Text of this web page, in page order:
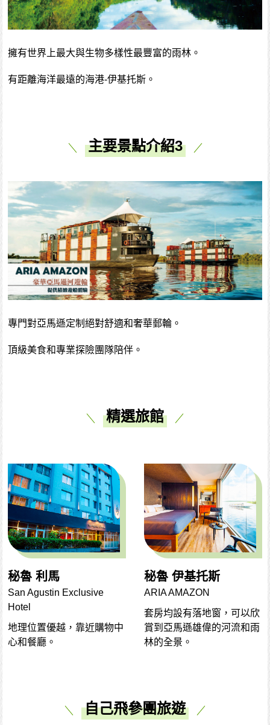
擁有世界上最大與生物多樣性最豐富的雨林。
有距離海洋最遠的海港-伊基托斯。
主要景點介紹3
專門對亞馬遜定制絕對舒適和奢華郵輪。
頂級美食和專業探險團隊陪伴。
精選旅館
秘魯 利馬
San Agustin Exclusive
Hotel
地理位置優越，靠近購物中
心和餐廳。
秘魯 伊基托斯
ARIA AMAZON
套房均設有落地窗，可以欣
賞到亞馬遜雄偉的河流和雨
林的全景。
自己飛參團旅遊